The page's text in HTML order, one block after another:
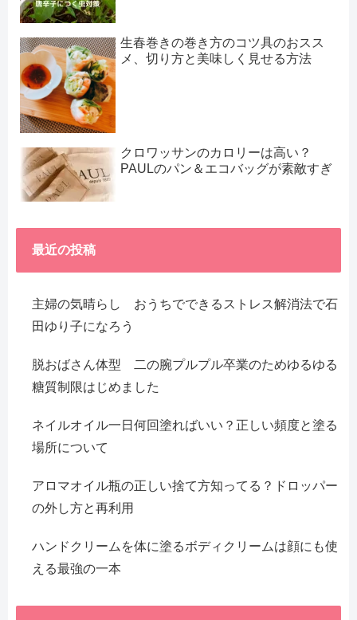
生春巻きの巻き方のコツ具のおスス
メ、切り方と美味しく見せる方法
クロワッサンのカロリーは高い？
PAULのパン＆エコバッグが素敵すぎ
最近の投稿
主婦の気晴らし おうちでできるストレス解消法で石
田ゆり子になろう
脱おばさん体型 二の腕プルプル卒業のためゆるゆる
糖質制限はじめました
ネイルオイル一日何回塗ればいい？正しい頻度と塗る
場所について
アロマオイル瓶の正しい捨て方知ってる？ドロッパー
の外し方と再利用
ハンドクリームを体に塗るボディクリームは顔にも使
える最強の一本